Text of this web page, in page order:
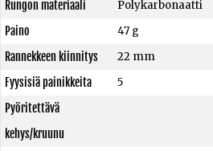
Rungon materiaali
Polykarbonaatti
Paino
47 g
Rannekkeen kiinnitys
22 mm
Fyysisiä painikkeita
5
Pyöritettävä
kehys/kruunu